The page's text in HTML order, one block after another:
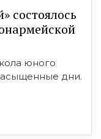
состоялось
юного
дни.